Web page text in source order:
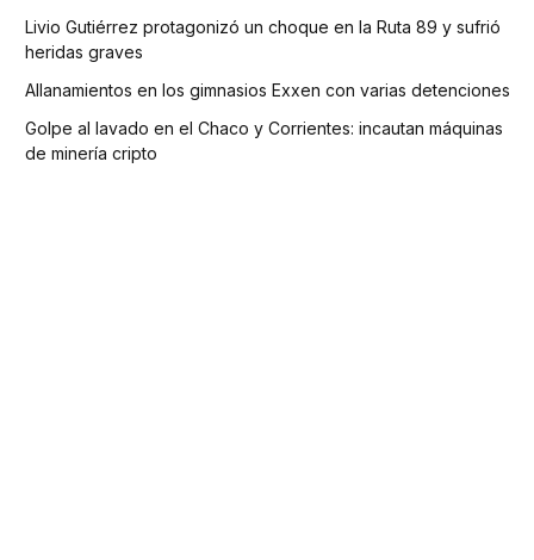
Livio Gutiérrez protagonizó un choque en la Ruta 89 y sufrió
heridas graves
Allanamientos en los gimnasios Exxen con varias detenciones
Golpe al lavado en el Chaco y Corrientes: incautan máquinas
de minería cripto